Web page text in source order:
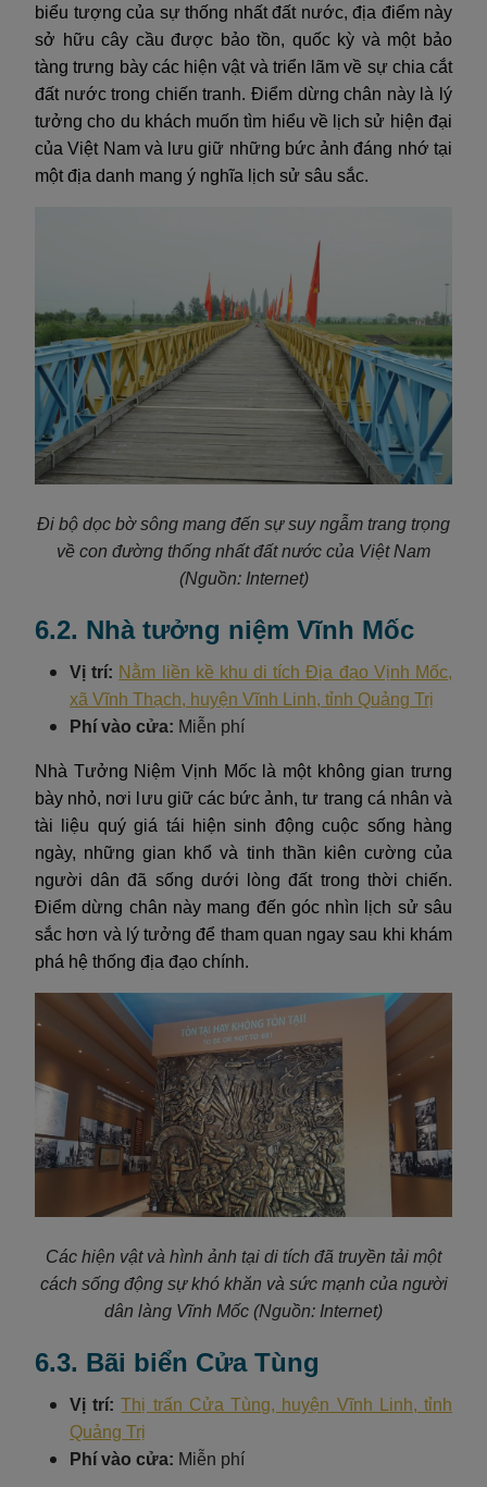
biểu tượng của sự thống nhất đất nước, địa điểm này
sở hữu cây cầu được bảo tồn, quốc kỳ và một bảo
tàng trưng bày các hiện vật và triển lãm về sự chia cắt
đất nước trong chiến tranh. Điểm dừng chân này là lý
tưởng cho du khách muốn tìm hiểu về lịch sử hiện đại
của Việt Nam và lưu giữ những bức ảnh đáng nhớ tại
một địa danh mang ý nghĩa lịch sử sâu sắc.
Đi bộ dọc bờ sông mang đến sự suy ngẫm trang trọng
về con đường thống nhất đất nước của Việt Nam
(Nguồn: Internet)
6.2. Nhà tưởng niệm Vĩnh Mốc
Vị trí: Nằm liền kề khu di tích Địa đạo Vịnh Mốc,
xã Vĩnh Thạch, huyện Vĩnh Linh, tỉnh Quảng Trị
Phí vào cửa: Miễn phí
Nhà Tưởng Niệm Vịnh Mốc là một không gian trưng
bày nhỏ, nơi lưu giữ các bức ảnh, tư trang cá nhân và
tài liệu quý giá tái hiện sinh động cuộc sống hàng
ngày, những gian khổ và tinh thần kiên cường của
người dân đã sống dưới lòng đất trong thời chiến.
Điểm dừng chân này mang đến góc nhìn lịch sử sâu
sắc hơn và lý tưởng để tham quan ngay sau khi khám
phá hệ thống địa đạo chính.
Các hiện vật và hình ảnh tại di tích đã truyền tải một
cách sống động sự khó khăn và sức mạnh của người
dân làng Vĩnh Mốc (Nguồn: Internet)
6.3. Bãi biển Cửa Tùng
Vị trí: Thị trấn Cửa Tùng, huyện Vĩnh Linh, tỉnh
Quảng Trị
Phí vào cửa: Miễn phí